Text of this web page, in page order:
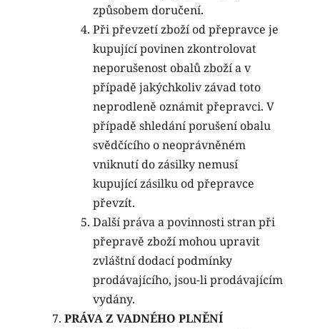
způsobem doručení.
Při převzetí zboží od přepravce je
kupující povinen zkontrolovat
neporušenost obalů zboží a v
případě jakýchkoliv závad toto
neprodleně oznámit přepravci. V
případě shledání porušení obalu
svědčícího o neoprávněném
vniknutí do zásilky nemusí
kupující zásilku od přepravce
převzít.
Další práva a povinnosti stran při
přepravě zboží mohou upravit
zvláštní dodací podmínky
prodávajícího, jsou-li prodávajícím
vydány.
PRÁVA Z VADNÉHO PLNĚNÍ